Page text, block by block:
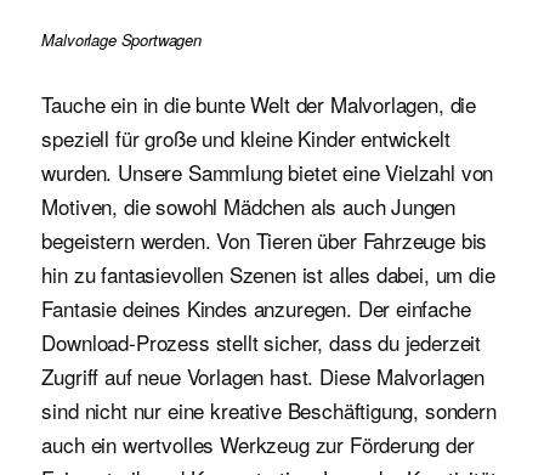
Malvorlage Sportwagen
Tauche ein in die bunte Welt der Malvorlagen, die
speziell für große und kleine Kinder entwickelt
wurden. Unsere Sammlung bietet eine Vielzahl von
Motiven, die sowohl Mädchen als auch Jungen
begeistern werden. Von Tieren über Fahrzeuge bis
hin zu fantasievollen Szenen ist alles dabei, um die
Fantasie deines Kindes anzuregen. Der einfache
Download-Prozess stellt sicher, dass du jederzeit
Zugriff auf neue Vorlagen hast. Diese Malvorlagen
sind nicht nur eine kreative Beschäftigung, sondern
auch ein wertvolles Werkzeug zur Förderung der